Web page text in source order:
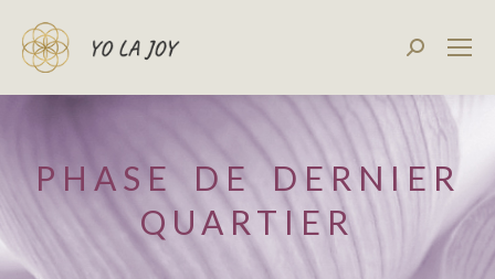
PHASE DE DERNIER
QUARTIER